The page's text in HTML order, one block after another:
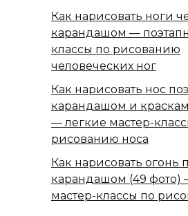
Как нарисовать ноги
карандашом —
классы по рисованию
человеческих ног
Как нарисовать нос
карандашом и
— легкие мастер-
рисованию носа
Как нарисовать огонь
карандашом (49 фото)
мастер-классы по